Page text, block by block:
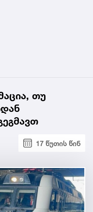
თუ
17 წუთის წინ